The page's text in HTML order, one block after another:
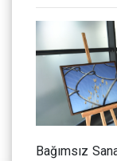
Bağımsız